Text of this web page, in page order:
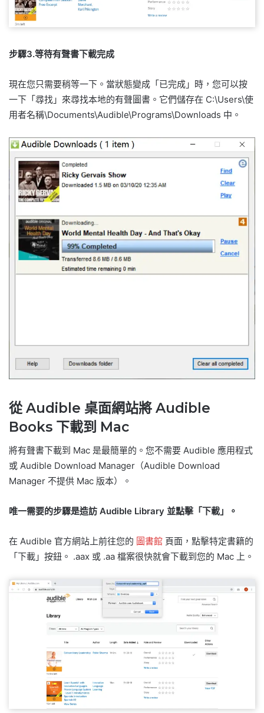
步驟3.等待有聲書下載完成
現在您只需要稍等一下。當狀態變成「已完成」時，您可以按
一下「尋找」來尋找本地的有聲圖書。它們儲存在 C:\Users\使
用者名稱\Documents\Audible\Programs\Downloads 中。
從 Audible 桌面網站將 Audible
Books 下載到 Mac
將有聲書下載到 Mac 是最簡單的。您不需要 Audible 應用程式
或 Audible Download Manager（Audible Download
Manager 不提供 Mac 版本）。
唯一需要的步驟是造訪 Audible Library 並點擊「下載」。
在 Audible 官方網站上前往您的 圖書館 頁面，點擊特定書籍的
「下載」按鈕。 .aax 或 .aa 檔案很快就會下載到您的 Mac 上。